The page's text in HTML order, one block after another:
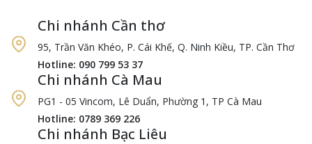
Chi nhánh Cần thơ
95, Trần Văn Khéo, P. Cái Khế, Q. Ninh Kiều, TP. Cần Thơ
Hotline: 090 799 53 37
Chi nhánh Cà Mau
PG1 - 05 Vincom, Lê Duẩn, Phường 1, TP Cà Mau
Hotline: 0789 369 226
Chi nhánh Bạc Liêu